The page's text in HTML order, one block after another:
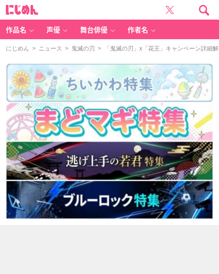
作品名 声優 舞台俳優 作者名
にじめん > ニュース > 鬼滅の刃 > 「鬼滅の刃」x「花王」キャンペーン詳細